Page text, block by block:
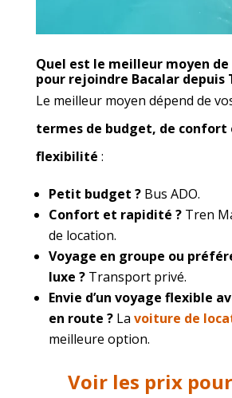
Quel est le meilleur moyen
pour rejoindre Bacalar depuis
Le meilleur moyen dépend de
termes de budget, de confort
flexibilité :
Petit budget ?Bus ADO.
Confort et rapidité ?Tren
de location.
Voyage en groupe ou
luxe ?Transport privé.
Envie d’un voyage flexible
en route ?La voiture de
meilleure option.
Voir les prix